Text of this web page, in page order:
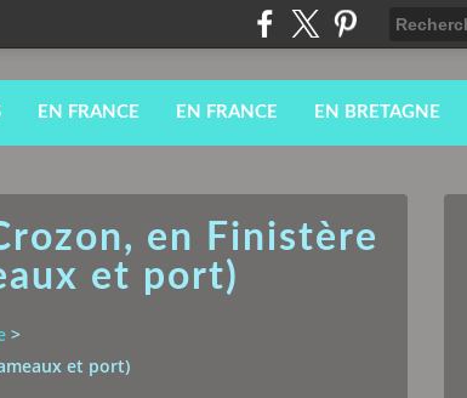
EN FRANCE EN FRANCE EN BRETAGNE
en Finistère
et port)
>
et port)